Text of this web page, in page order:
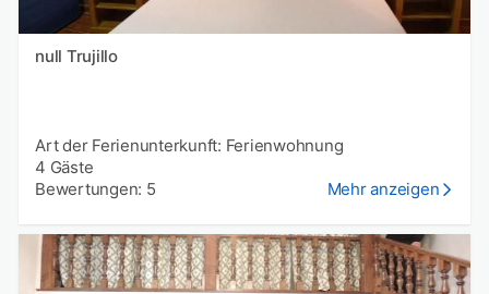
null Trujillo
Art der Ferienunterkunft: Ferienwohnung
4 Gäste
Bewertungen: 5
Mehr anzeigen